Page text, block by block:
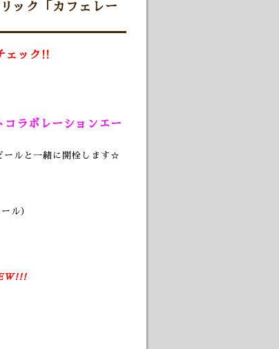
ック「カフェレー
ェック!!
ラボレーションエー
ールと一緒に開栓します☆
ル）